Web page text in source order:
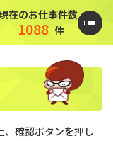
在のお仕事件数
1088 件
、確認ボタンを押し